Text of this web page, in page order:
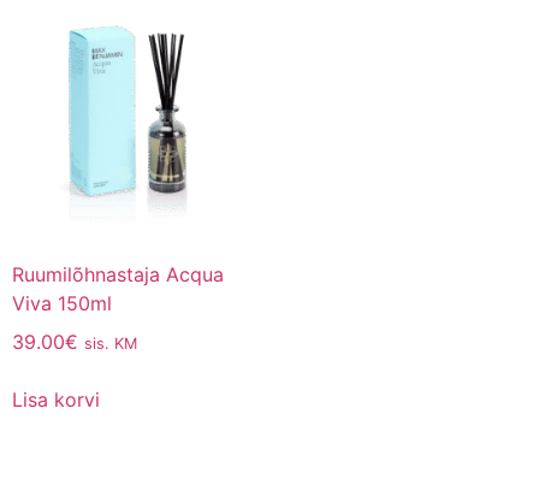
Ruumilõhnastaja Acqua
Viva 150ml
39.00€ sis. KM
Lisa korvi